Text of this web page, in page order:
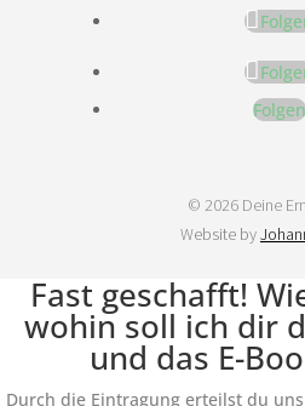
Folgen
© 2026 Deine
Website by
Fast geschafft!
wohin soll ich dir
und das E-
Durch die Eintragung erteilst du